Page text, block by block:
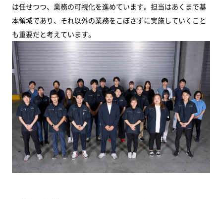
は任せつつ、業務の可視化を進めています。担当はあくまで基
本領域であり、それ以外の業務をこぼさずに実施していくこと
も重要だと考えています。